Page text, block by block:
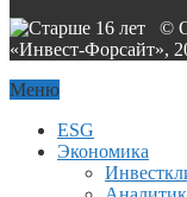
©
«Инвест-Форсайт»,
Меню
ESG
Экономика